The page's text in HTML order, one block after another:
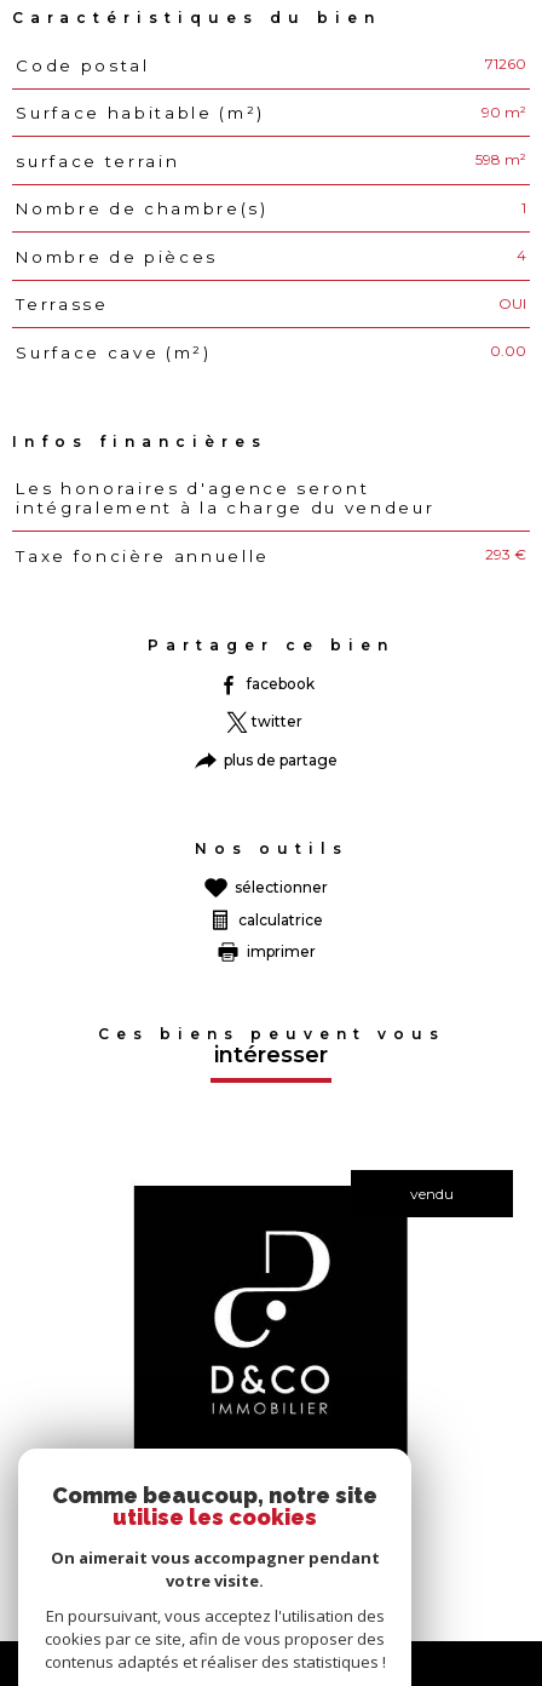
Caractéristiques du bien
Caractéristiques Valeurs
Code postal 71260
Surface habitable (m²) 90 m²
surface terrain 598 m²
Nombre de chambre(s) 1
Nombre de pièces 4
Terrasse OUI
Surface cave (m²) 0.00
Infos financières
Caractéristiques Valeurs
Les honoraires d'agence seront
intégralement à la charge du vendeur
Taxe foncière annuelle 293 €
Partager ce bien
facebook
twitter
plus de partage
Nos outils
sélectionner
calculatrice
imprimer
Ces biens peuvent vous
intéresser
vendu
voir le bien
Bâgé-le-Châtel (01380)
Nous
Comme beaucoup, notre site
utilise les cookies
On aimerait vous accompagner pendant
votre visite.
En poursuivant, vous acceptez l'utilisation des
cookies par ce site, afin de vous proposer des
contenus adaptés et réaliser des statistiques !